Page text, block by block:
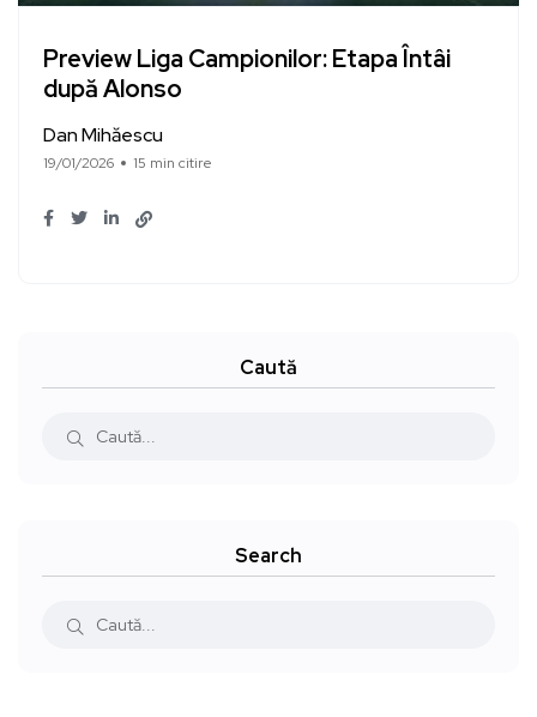
Preview Liga Campionilor: Etapa Întâi
după Alonso
Dan Mihăescu
19/01/2026 15 min citire
Caută
Search